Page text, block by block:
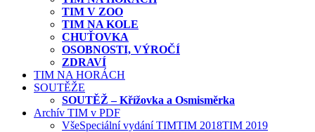
TIM V ZOO
TIM NA KOLE
CHUŤOVKA
OSOBNOSTI, VÝROČÍ
ZDRAVÍ
TIM NA HORÁCH
SOUTĚŽE
SOUTĚŽ – Křížovka a Osmisměrka
Archív TIM v PDF
VšeSpeciální vydání TIMTIM 2018TIM 2019